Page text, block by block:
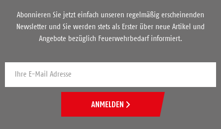
Abonnieren Sie jetzt einfach unseren regelmäßig erscheinenden
Newsletter und Sie werden stets als Erster über neue Artikel und
Angebote bezüglich Feuerwehrbedarf informiert.
ANMELDEN